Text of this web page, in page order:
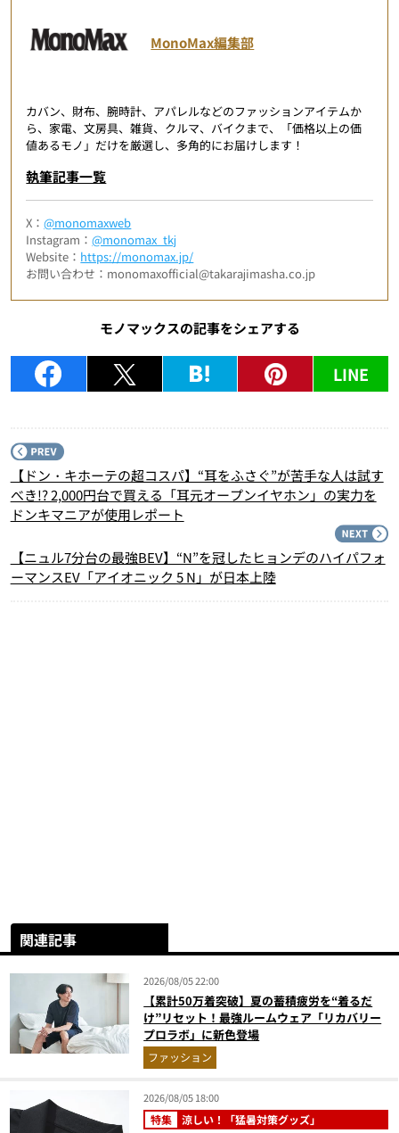
MonoMax編集部
カバン、財布、腕時計、アパレルなどのファッションアイテムか
ら、家電、文房具、雑貨、クルマ、バイクまで、「価格以上の価
値あるモノ」だけを厳選し、多角的にお届けします！
執筆記事一覧
X：@monomaxweb
Instagram：@monomax_tkj
Website： https://monomax.jp/
お問い合わせ：monomaxofficial@takarajimasha.co.jp
モノマックスの記事をシェアする
LINE
【ドン・キホーテの超コスパ】“耳をふさぐ”が苦手な人は試す
べき!? 2,000円台で買える「耳元オープンイヤホン」の実力を
ドンキマニアが使用レポート
【ニュル7分台の最強BEV】“N”を冠したヒョンデのハイパフォ
ーマンスEV「アイオニック 5 N」が日本上陸
関連記事
2026/08/05 22:00
【累計50万着突破】夏の蓄積疲労を“着るだ
け”リセット！最強ルームウェア「リカバリー
プロラボ」に新色登場
ファッション
2026/08/05 18:00
特集 涼しい！「猛暑対策グッズ」